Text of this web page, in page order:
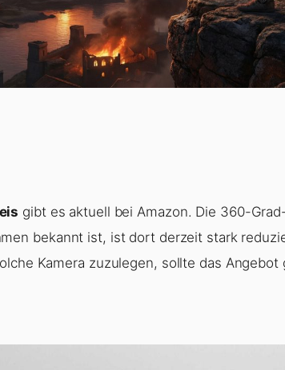
gibt es aktuell bei Amazon. Die 360-
bekannt ist, ist dort derzeit stark
Kamera zuzulegen, sollte das